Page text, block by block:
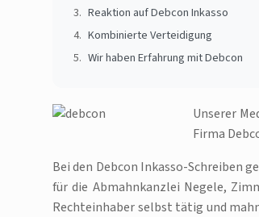
Reaktion auf Debcon Inkasso
Kombinierte Verteidigung
Wir haben Erfahrung mit Debcon
Unserer
Firma
Bei den Debcon Inkasso-Schreiben
für die Abmahnkanzlei Negele,
Rechteinhaber selbst tätig und